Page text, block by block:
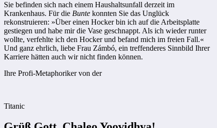
Sie befinden sich nach einem Haushaltsunfall derzeit im
Krankenhaus. Für die Bunte konnten Sie das Unglück
rekonstruieren: »Über einen Hocker bin ich auf die Arbeitsplatte
gestiegen und habe mir die Vase geschnappt. Als ich wieder runter
wollte, verfehlte ich den Hocker und befand mich im freien Fall.«
Und ganz ehrlich, liebe Frau Zámbó, ein treffenderes Sinnbild Ihrer
Karriere hätten auch wir nicht finden können.
Ihre Profi-Metaphoriker von der
Titanic